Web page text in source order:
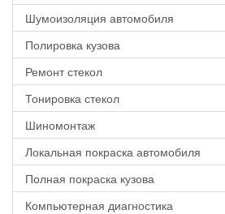
Шумоизоляция автомобиля
Полировка кузова
Ремонт стекол
Тонировка стекол
Шиномонтаж
Локальная покраска автомобиля
Полная покраска кузова
Компьютерная диагностика